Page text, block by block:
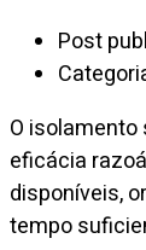
Post
O
eficácia
disponíveis,
tempo